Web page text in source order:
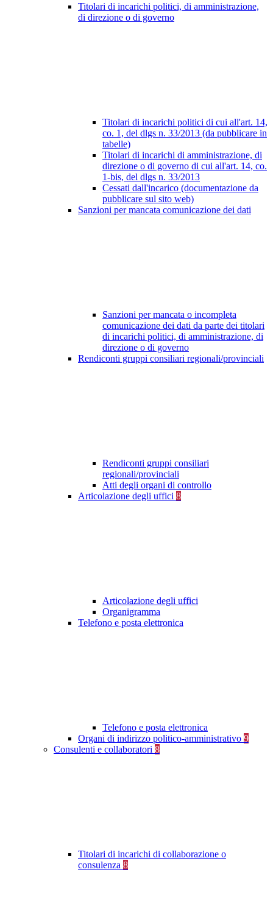
Titolari di incarichi politici, di amministrazione,
di direzione o di governo
Titolari di incarichi politici di cui all'art. 14,
co. 1, del dlgs n. 33/2013 (da pubblicare in
tabelle)
Titolari di incarichi di amministrazione, di
direzione o di governo di cui all'art. 14, co.
1-bis, del dlgs n. 33/2013
Cessati dall'incarico (documentazione da
pubblicare sul sito web)
Sanzioni per mancata comunicazione dei dati
Sanzioni per mancata o incompleta
comunicazione dei dati da parte dei titolari
di incarichi politici, di amministrazione, di
direzione o di governo
Rendiconti gruppi consiliari regionali/provinciali
Rendiconti gruppi consiliari
regionali/provinciali
Atti degli organi di controllo
Articolazione degli uffici 8
Articolazione degli uffici
Organigramma
Telefono e posta elettronica
Telefono e posta elettronica
Organi di indirizzo politico-amministrativo 9
Consulenti e collaboratori 8
Titolari di incarichi di collaborazione o
consulenza 8